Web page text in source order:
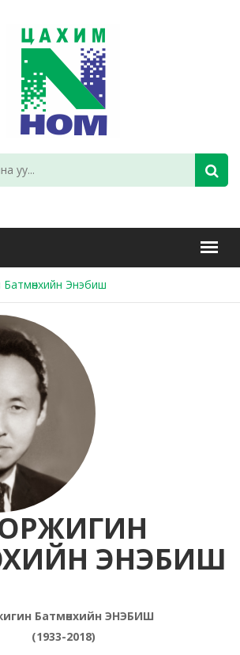
Энэбиш
ЭНЭБИШ
Батмөнхийн ЭНЭБИШ
(1933-2018)